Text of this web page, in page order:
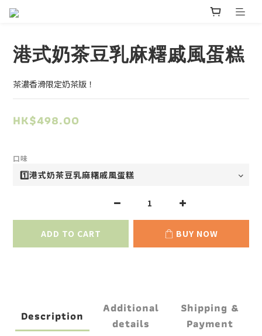
港式奶茶豆乳麻糬戚風蛋糕
茶濃香滑限定奶茶版！
HK$498.00
口味
ADD TO CART BUY NOW
Description
Additional
details
Shipping &
Payment